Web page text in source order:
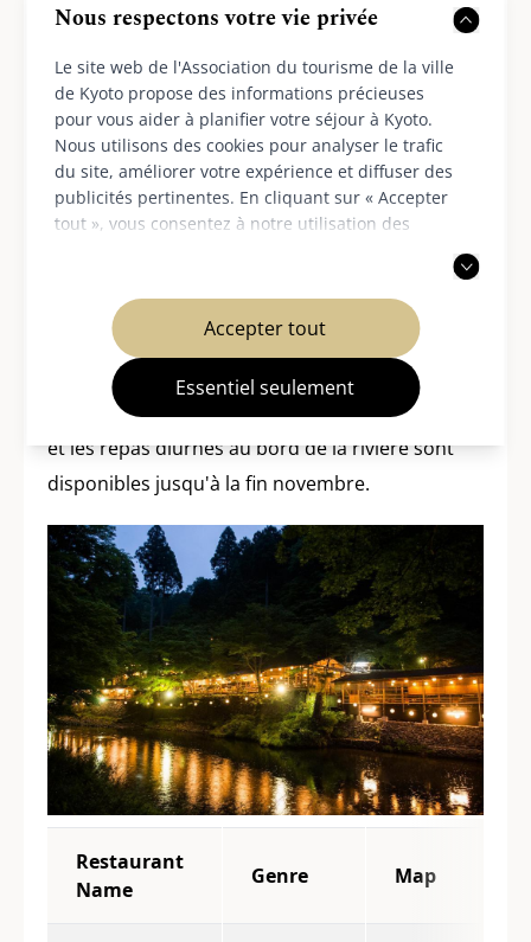
Nous respectons votre vie privée
Le site web de l'Association du tourisme de la ville
de Kyoto propose des informations précieuses
pour vous aider à planifier votre séjour à Kyoto.
Nous utilisons des cookies pour analyser le trafic
du site, améliorer votre expérience et diffuser des
publicités pertinentes. En cliquant sur « Accepter
tout », vous consentez à notre utilisation des
d'informations, veuillez consulter notrepolitique
de confidentialité
Accepter tout
Essentiel seulement
Beniya Japanese
Map
En savoir plus sur Kibune
Kawadoko à Takao (1er
avril - fin novembre / 9 mai
- fin septembre)
*À Takao, les repas nocturnes au bord de la
rivière sont disponibles jusqu'à la fin septembre,
et les repas diurnes au bord de la rivière sont
disponibles jusqu'à la fin novembre.
Restaurant
Name
Genre Map